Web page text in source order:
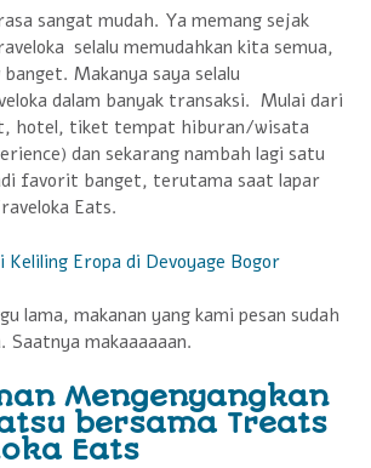
sangat mudah. Ya memang sejak
selalu memudahkan kita semua,
banget. Makanya saya selalu
dalam banyak transaksi. Mulai dari
hotel, tiket tempat hiburan/wisata
dan sekarang nambah lagi satu
favorit banget, terutama saat lapar
Eats.
Keliling Eropa di Devoyage Bogor
lama, makanan yang kami pesan sudah
makaaaaaan.
Mengenyangkan
bersama Treats
Eats